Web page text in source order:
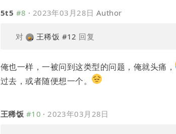
5t5 #8 · 2023年03月28日 Author
对 王稀饭 #12 回复
俺也一样，一被问到这类型的问题，俺就头痛，
过去，或者随便想一个。
王稀饭 #10 ·2023年03月28日